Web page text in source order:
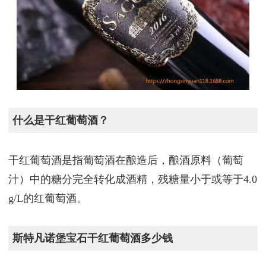
什么是干红葡萄酒？
干红葡萄酒是指葡萄酒在酿造后，酿酒原料（葡萄
汁）中的糖分完全转化成酒精，残糖量小于或等于4.0
g/L的红葡萄酒。
斯特凡诺堡宝石干红葡萄酒多少钱